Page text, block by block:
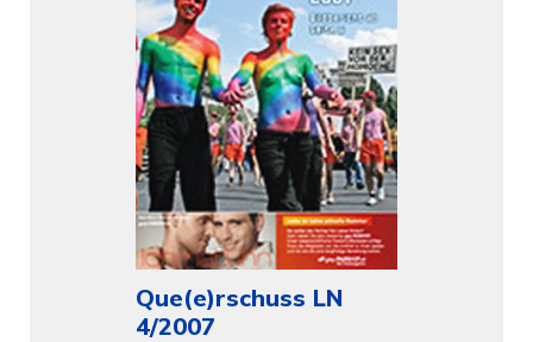
Que(e)rschuss LN
4/2007